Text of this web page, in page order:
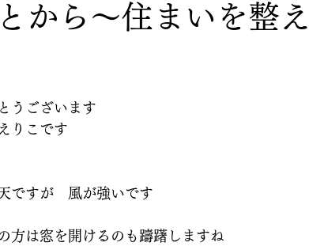
イヤーリーディング
から～住まいを整
うございます
りこです
ですが　風が強いです
方は窓を開けるのも躊躇しますね